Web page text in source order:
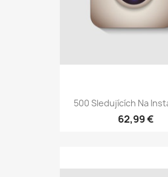
500 Sledujících Na
62,99 €